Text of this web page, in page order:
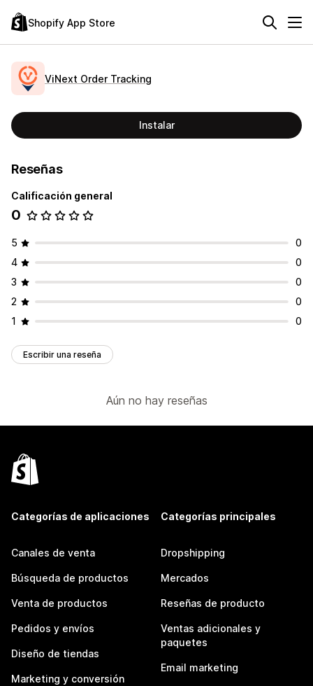
Shopify App Store
ViNext Order Tracking
Instalar
Reseñas
Calificación general
0
5
0
4
0
3
0
2
0
1
0
Escribir una reseña
Aún no hay reseñas
Categorías de aplicaciones
Canales de venta
Búsqueda de productos
Venta de productos
Pedidos y envíos
Diseño de tiendas
Marketing y conversión
Categorías principales
Dropshipping
Mercados
Reseñas de producto
Ventas adicionales y
paquetes
Email marketing